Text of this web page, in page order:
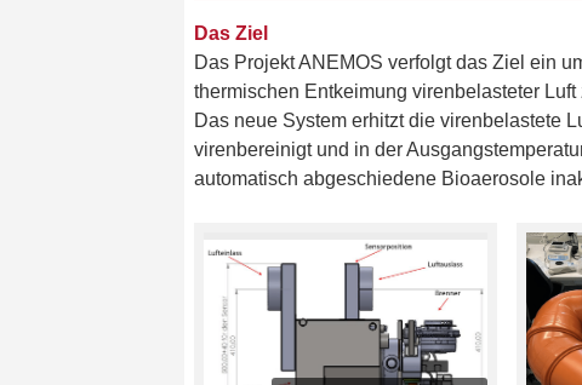
Das Ziel
Das Projekt ANEMOS verfolgt das Ziel ein
thermischen Entkeimung virenbelasteter Luft
Das neue System erhitzt die virenbelastete
virenbereinigt und in der
automatisch abgeschiedene Bioaerosole